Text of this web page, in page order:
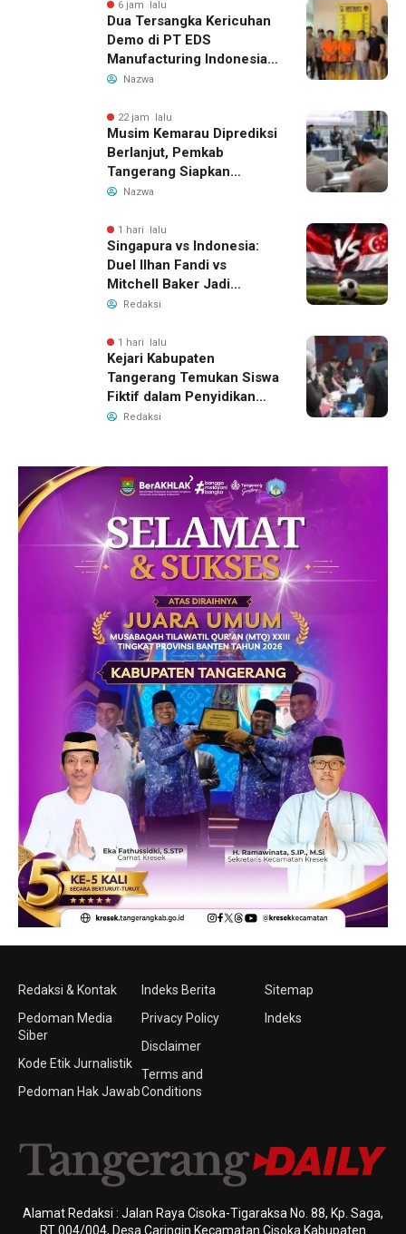
6 jam lalu
Dua Tersangka Kericuhan
Demo di PT EDS
Manufacturing Indonesia
Ditahan, Polda Banten
Pengelolaan Limbah
Nazwa
22 jam lalu
Musim Kemarau Diprediksi
Berlanjut, Pemkab
Tangerang Siapkan
Langkah Antisipasi Krisis
Nazwa
1 hari lalu
Singapura vs Indonesia:
Duel Ilhan Fandi vs
Mitchell Baker Jadi
Sorotan di Piala AFF 2026
Redaksi
1 hari lalu
Kejari Kabupaten
Tangerang Temukan Siswa
Fiktif dalam Penyidikan
Dana BOP PKBM
Redaksi
Redaksi & Kontak
Pedoman Media
Siber
Kode Etik Jurnalistik
Pedoman Hak Jawab
Indeks Berita
Privacy Policy
Disclaimer
Terms and
Conditions
Sitemap
Indeks
Alamat Redaksi : Jalan Raya Cisoka-Tigaraksa No. 88, Kp. Saga,
RT 004/004, Desa Caringin Kecamatan Cisoka Kabupaten